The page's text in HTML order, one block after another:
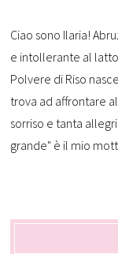
Ciao sono Ilaria!
e intollerante al
Polvere di Riso
trova ad affrontare
sorriso e tanta
grande" è il mio